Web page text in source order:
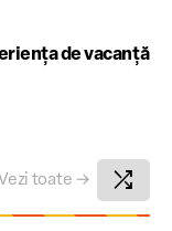
de vacanță
Vezi toate → shuffle